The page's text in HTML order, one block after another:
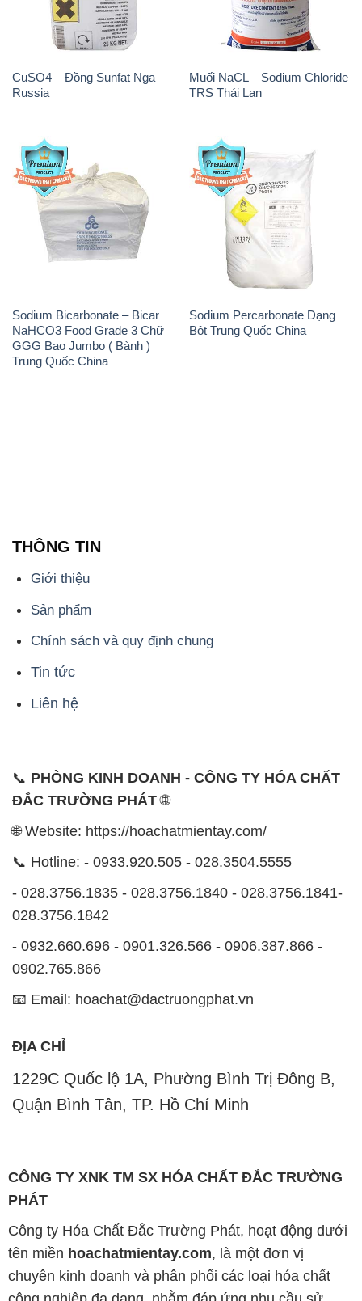
CuSO4 – Đồng Sunfat Nga
Russia
Muối NaCL – Sodium Chloride
TRS Thái Lan
Sodium Bicarbonate – Bicar
NaHCO3 Food Grade 3 Chữ
GGG Bao Jumbo ( Bành )
Trung Quốc China
Sodium Percarbonate Dạng
Bột Trung Quốc China
THÔNG TIN
Giới thiệu
Sản phẩm
Chính sách và quy định chung
Tin tức
Liên hệ
📞 PHÒNG KINH DOANH - CÔNG TY HÓA CHẤT
ĐẮC TRƯỜNG PHÁT🌐
🌐 Website: https://hoachatmientay.com/
📞 Hotline: - 0933.920.505 - 028.3504.5555
- 028.3756.1835 - 028.3756.1840 - 028.3756.1841-
028.3756.1842
- 0932.660.696 - 0901.326.566 - 0906.387.866 -
0902.765.866
📧 Email: hoachat@dactruongphat.vn
ĐỊA CHỈ
1229C Quốc lộ 1A, Phường Bình Trị Đông B,
Quận Bình Tân, TP. Hồ Chí Minh
CÔNG TY XNK TM SX HÓA CHẤT ĐẮC TRƯỜNG
PHÁT
Công ty Hóa Chất Đắc Trường Phát, hoạt động dưới
tên miền hoachatmientay.com, là một đơn vị
chuyên kinh doanh và phân phối các loại hóa chất